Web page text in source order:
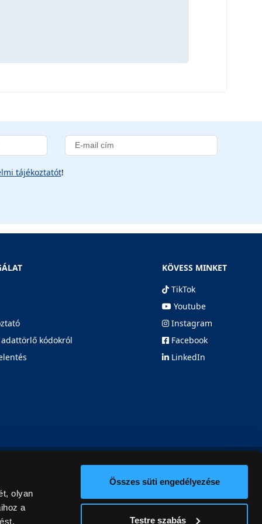
olyan
a
Összes süti engedélyezése
Testre szabás
tájékoztatót!
kódokról
KÖVESS MINKET
TikTok
Youtube
Instagram
Facebook
LinkedIn